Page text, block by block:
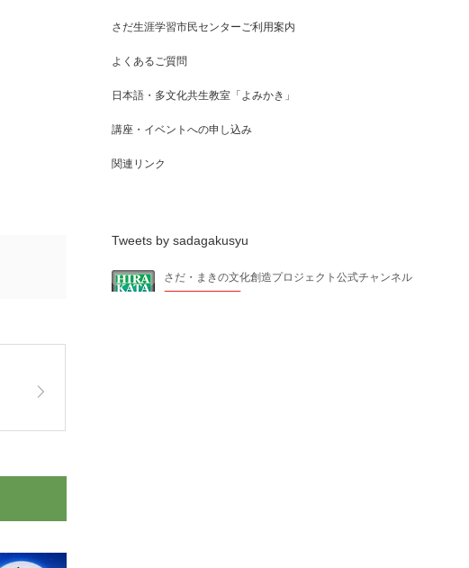
さだ生涯学習市民センターご利用案内
よくあるご質問
日本語・多文化共生教室「よみかき」
講座・イベントへの申し込み
関連リンク
Tweets by sadagakusyu